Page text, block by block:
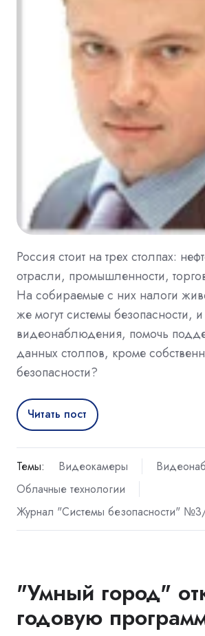
Россия стоит на трех столпах:
отрасли, промышленности,
На собираемые с них налоги
же могут системы безопасности, и
видеонаблюдения, помочь
данных столпов, кроме
безопасности?
Читать пост
Темы: Видеокамеры
Облачные технологии
Журнал "Системы безопасности"
"Умный город"
годовую